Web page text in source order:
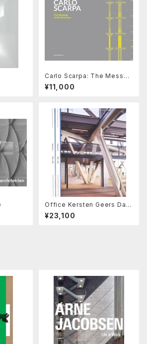
Carlo Scarpa: The Messag
e of the Structure
¥11,000
Office Kersten Geers Davi
d Van Severen Vol. 4, 5 & 6
¥23,100